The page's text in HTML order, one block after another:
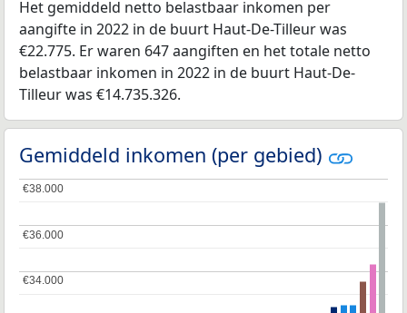
Het gemiddeld netto belastbaar inkomen per
aangifte in 2022 in de buurt Haut-De-Tilleur was
€22.775. Er waren 647 aangiften en het totale netto
belastbaar inkomen in 2022 in de buurt Haut-De-
Tilleur was €14.735.326.
Gemiddeld inkomen (per gebied)
€34.000
€34.000
€36.000
€36.000
€38.000
€38.000